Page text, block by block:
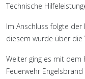
Technische
Im Anschluss folgte der
diesem wurde über
Weiter ging es mit dem
Feuerwehr